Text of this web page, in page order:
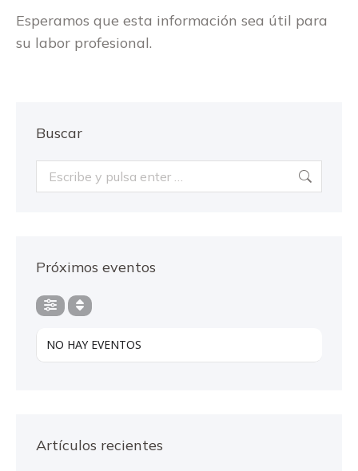
Esperamos que esta información sea útil para
su labor profesional.
Buscar
Buscar:
Próximos eventos
NO HAY EVENTOS
Artículos recientes